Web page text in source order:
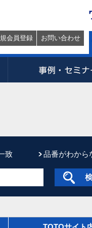
会員登録 お問い合わせ
致 品番がわから